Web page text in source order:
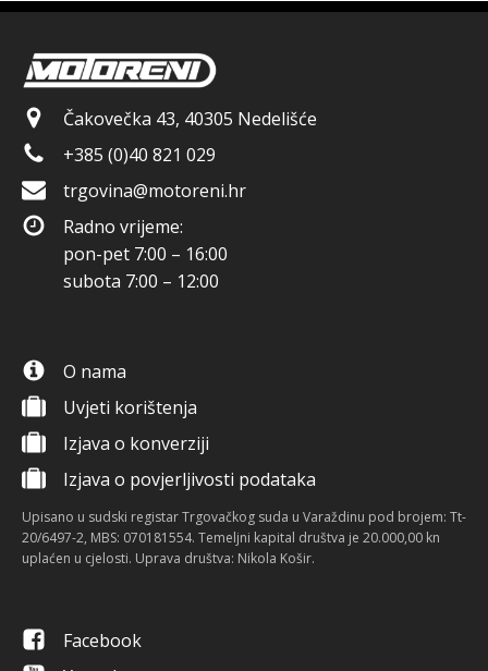
Čakovečka 43, 40305 Nedelišće
+385 (0)40 821 029
trgovina@motoreni.hr
Radno vrijeme:
pon-pet 7:00 – 16:00
subota 7:00 – 12:00
O nama
Uvjeti korištenja
Izjava o konverziji
Izjava o povjerljivosti podataka
Upisano u sudski registar Trgovačkog suda u Varaždinu pod brojem: Tt-
20/6497-2, MBS: 070181554. Temeljni kapital društva je 20.000,00 kn
uplaćen u cjelosti. Uprava društva: Nikola Košir.
Facebook